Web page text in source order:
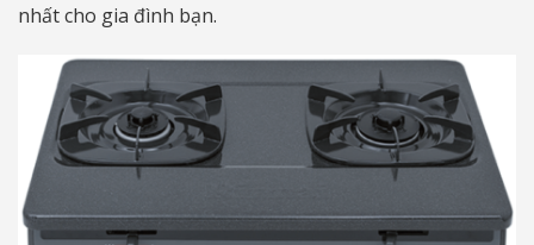
nhất cho gia đình bạn.